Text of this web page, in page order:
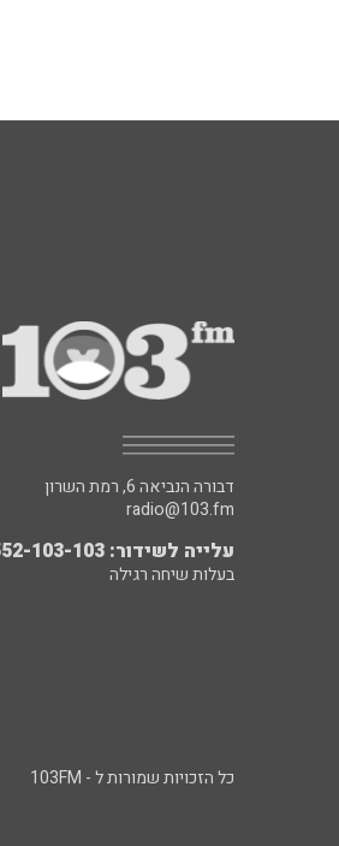
דבורה הנביאה 6, רמת השרון
radio@103.fm
עלייה לשידור: 0552-103-103
בעלות שיחה רגילה
כל הזכויות שמורות ל - 103FM